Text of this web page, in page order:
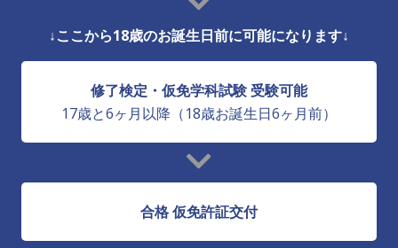
↓ここから18歳のお誕生日前に可能になります↓
修了検定・仮免学科試験 受験可能
17歳と6ヶ月以降（18歳お誕生日6ヶ月前）
合格 仮免許証交付